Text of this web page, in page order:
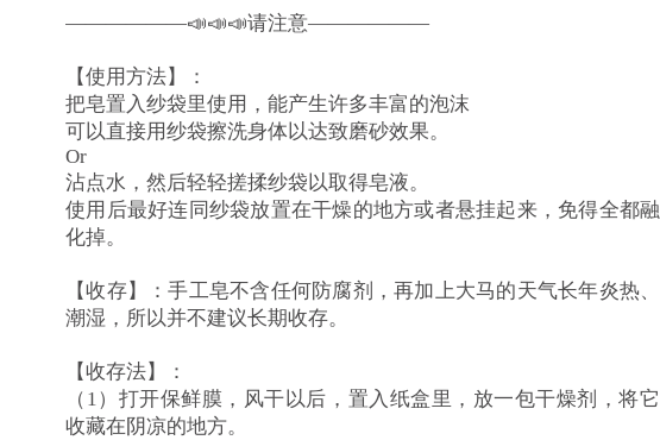
——————📣📣📣请注意——————
【使用方法】：
把皂置入纱袋里使用，能产生许多丰富的泡沫
可以直接用纱袋擦洗身体以达致磨砂效果。
Or
沾点水，然后轻轻搓揉纱袋以取得皂液。
使用后最好连同纱袋放置在干燥的地方或者悬挂起来，免得全都融
化掉。
【收存】：手工皂不含任何防腐剂，再加上大马的天气长年炎热、
潮湿，所以并不建议长期收存。
【收存法】：
（1）打开保鲜膜，风干以后，置入纸盒里，放一包干燥剂，将它
收藏在阴凉的地方。